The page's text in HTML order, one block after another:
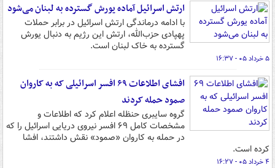
ارتش اسرائیل آماده یورش گسترده به لبنان می‌شود
با ادامه درماندگی ارتش اسرائیل در برابر حملات
پهپادی حزب‌الله، ارتش این رژیم به دنبال یورش
گسترده به خاک لبنان است.
۵ خرداد ۰۵ - ۱۶:۳۷
افشای اطلاعات ۶۹ افسر اسرائیلی که به کاروان
صمود حمله کردند
گروه سایبری حنظله اعلام کرد که اطلاعات و
مشخصات کامل ۶۹ افسر نیروی دریایی اسرائیل را که
در حمله به کاروان «صمود» نقش داشتند، افشا
کرده است.
۴ خرداد ۰۵ - ۱۶:۲۷